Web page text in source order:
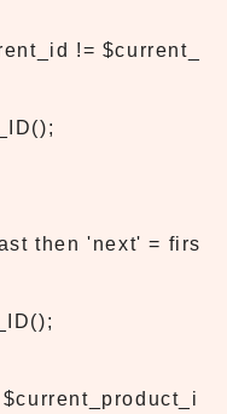
!= $current_
then 'next' = firs